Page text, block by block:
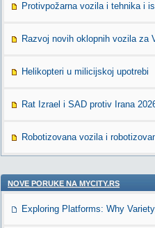
Protivpožarna vozila i tehnika i
Razvoj novih oklopnih vozila za
Helikopteri u milicijskoj upotrebi
Rat Izrael i SAD protiv Irana
Robotizovana vozila i
NOVE PORUKE NA MYCITY.RS
Exploring Platforms: Why